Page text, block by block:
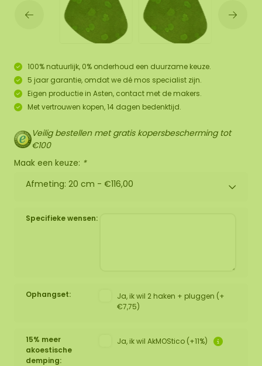
100% natuurlijk, 0% onderhoud een duurzame keuze.
5 jaar garantie, omdat we dé mos specialist zijn.
Eigen productie in Asten, contact met de makers.
Met vertrouwen kopen, 14 dagen bedenktijd.
Veilig bestellen met gratis kopersbescherming tot
€100
Maak een keuze: *
Afmeting: 20 cm - €116,00
Specifieke wensen:
Ophangset:
Ja, ik wil 2 haken + pluggen (+
€7,75)
15% meer
akoestische
demping:
Ja, ik wil AkMOStico (+11%)